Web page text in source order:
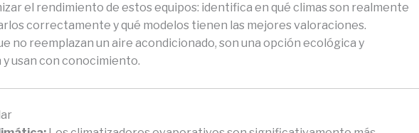
el rendimiento de estos equipos: identifica en qué climas son realmente
correctamente y qué modelos tienen las mejores valoraciones.
no reemplazan un aire acondicionado, son una opción ecológica y
usan con conocimiento.